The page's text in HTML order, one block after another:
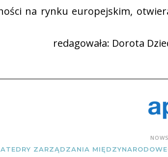
na rynku europejskim,
redagowała: Dorota
ZARZĄDZANIA